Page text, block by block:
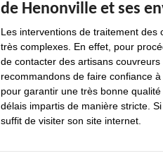
de Henonville et ses
Les interventions de traitement des
très complexes. En effet, pour
de contacter des artisans
recommandons de faire confiance
pour garantir une très bonne
délais impartis de manière stricte.
suffit de visiter son site internet.